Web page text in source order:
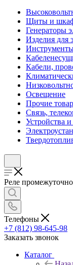
Щиты и
Генераторы
Изделия для
Кабели,
Освещение
Прочие
Связь,
Устройства и
Реле
Телефоны
+7 (812) 98-645-98
Заказать звонок
Каталог